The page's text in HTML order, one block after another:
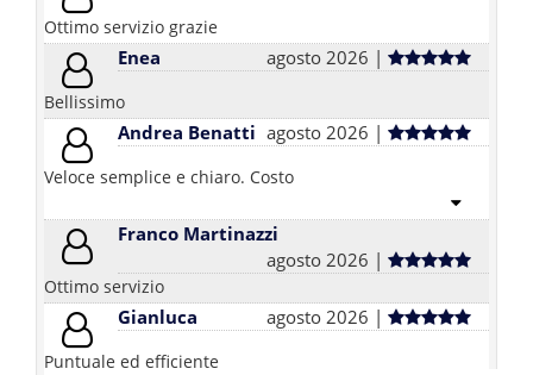
Ottimo servizio grazie
Enea agosto 2026 |
Bellissimo
Andrea Benatti agosto 2026 |
Veloce semplice e chiaro. Costo
Franco Martinazzi
agosto 2026 |
Ottimo servizio
Gianluca agosto 2026 |
Puntuale ed efficiente